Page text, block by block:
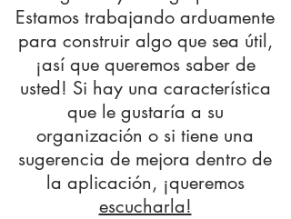
Estamos trabajando arduamente
para construir algo que sea útil,
¡así que queremos saber de
usted! Si hay una característica
que le gustaría a su
organización o si tiene una
sugerencia de mejora dentro de
la aplicación, ¡queremos
escucharla!